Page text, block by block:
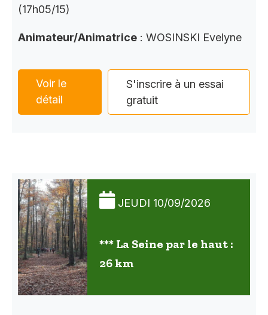
(17h05/15)
Animateur/Animatrice : WOSINSKI Evelyne
Voir le
détail
S'inscrire à un essai
gratuit
JEUDI 10/09/2026
*** La Seine par le haut :
26 km